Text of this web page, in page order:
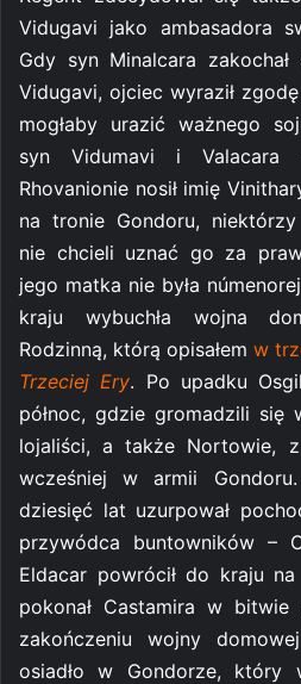
Vidugavi jako ambasadora
Gdy syn Minalcara
Vidugavi, ojciec wyraził
mogłaby urazić ważnego
syn Vidumavi i
Rhovanionie nosił imię
na tronie Gondoru,
nie chcieli uznać go za
jego matka nie była
kraju wybuchła wojna
Rodzinną, którą opisałem w
Trzeciej Ery. Po upadku
północ, gdzie gromadzili się
lojaliści, a także Nortowie, z
wcześniej w armii
dziesięć lat uzurpował
przywódca buntowników –
Eldacar powrócił do kraju
pokonał Castamira w
zakończeniu wojny
osiadło w Gondorze, który